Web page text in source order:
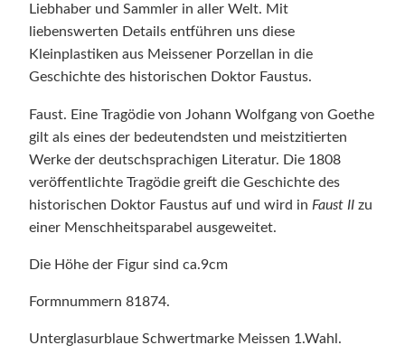
n
P
e
t
r
S
t
r
a
n
e
s
Liebhaber und Sammler in aller Welt. Mit
liebenswerten Details entführen uns diese
Kleinplastiken aus Meissener Porzellan in die
Geschichte des historischen Doktor Faustus.
Faust. Eine Tragödie von Johann Wolfgang von Goethe
gilt als eines der bedeutendsten und meistzitierten
Werke der deutschsprachigen Literatur. Die 1808
veröffentlichte Tragödie greift die Geschichte des
historischen Doktor Faustus auf und wird in Faust II zu
einer Menschheitsparabel ausgeweitet.
Die Höhe der Figur sind ca.9cm
Formnummern 81874.
Unterglasurblaue Schwertmarke Meissen 1.Wahl.